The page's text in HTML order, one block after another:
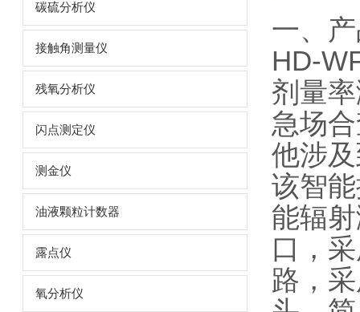
碳硫分析仪
接触角测量仪
残氧分析仪
闪点测定仪
测金仪
油液颗粒计数器
露点仪
氧分析仪
一、
HD-
剂量
急场
他涉
该智
能辐
口，
路，